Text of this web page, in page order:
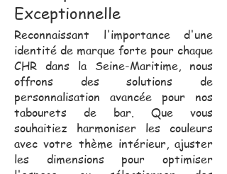
Exceptionnelle
Reconnaissant l'importance d'une
identité de marque forte pour chaque
CHR dans la Seine-Maritime, nous
offrons des solutions de
personnalisation avancée pour nos
tabourets de bar. Que vous
souhaitiez harmoniser les couleurs
avec votre thème intérieur, ajuster
les dimensions pour optimiser